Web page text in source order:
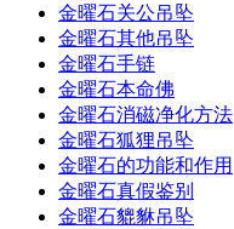
金曜石关公吊坠
金曜石其他吊坠
金曜石手链
金曜石本命佛
金曜石消磁净化方法
金曜石狐狸吊坠
金曜石的功能和作用
金曜石真假鉴别
金曜石貔貅吊坠